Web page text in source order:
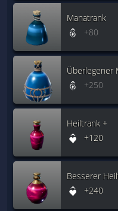
Manatrank
+80
Überlegener
+250
Heiltrank +
+120
Besserer
+240